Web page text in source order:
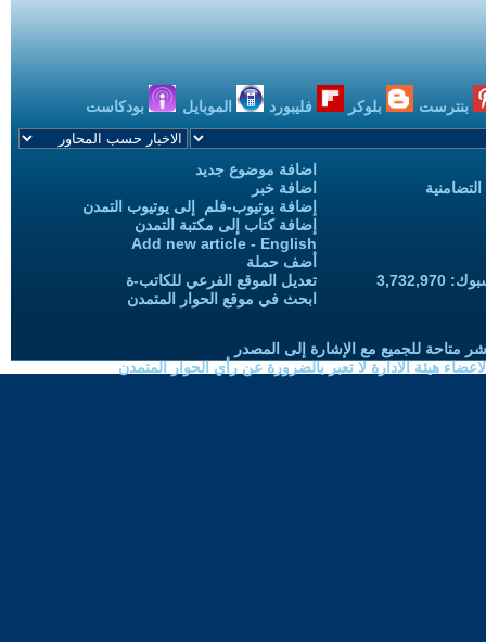
بنترست بلوكر فليبورد الموبايل بودكاست
اضافة موضوع جديد
اضافة خبر
إضافة يوتيوب-فلم إلى يوتيوب التمدن
إضافة كتاب إلى مكتبة التمدن
Add new article - English
أضف حملة
تعديل الموقع الفرعي للكاتب-ة
ابحث في موقع الحوار المتمدن
متاحة للجميع مع الإشارة إلى المصدر
هيئة الادارة لا تعبر بالضرورة عن رأي الحوار المتمدن